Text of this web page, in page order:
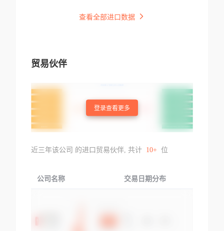
查看全部进口数据
贸易伙伴
登录查看更多
近三年该公司 的进口贸易伙伴, 共计 10+ 位
公司名称 交易日期分布